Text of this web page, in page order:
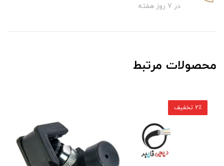
در 7 روز هفته
محصولات مرتبط